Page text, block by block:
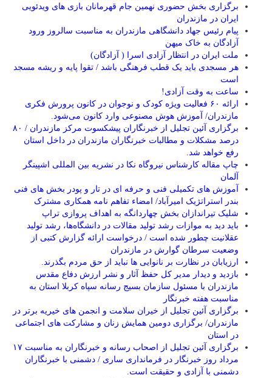
برگزاری بخش حضوری نهمین جام قهرمانان بازی های ویدئویی
ایران در مازندران
پیام رئیس جهاد دانشگاهی مازندران به مناسبت سالروز ورود
آزادگان به خاک میهن
ملت ایران در انتظار آزادی اسرا ( آزادگان)
هر مسجدی باید یک قطب فرهنگی باشد / تقوا پایه و ریشه مسجد
است
ساعت به وقت آزادی!
ارائه ۶۰ فعالیت ویژه کودک و نوجوان در کانون پرورش فکری
مازندران/ آموزش هوش مصنوعی وارد کانون می‌شود.
برگزاری آئین تجلیل از خبرنگاران پیشکسوت مرکز مازندران / ۸۰
درصد مشکلات و مطالبات خبرنگاران مازندران در داخل استان
رفع خواهد شد.
چاپ مقاله کارشناس نيروگاه نكا در نشریه بین المللی اشپینگر
آلمان
آموزش های تکمیلی فنی و حرفه ای در تار و پودر بخش های فنی
بندر استراتژیک امیرآباد/ امضاء تفاهم نامه همکاری مشترک
شلیک تیراندازان بخش چهاردانگه به اهداف پروازی تراپ
باید دید به موازات رشد تولید مقالات در دانشگاه‌ها، رشد تولید
عقلانیت چطور شده است / درخواست ارائه گزارش کتبی از
وضعیت سرطان گوارش در مازندران
ارزیابان در نظارت بر نانوایی ها نباید از حق مردم بگذرند.
بازدید و دیدار مدیر کل حفظ آثار و نشر ارزش دفاع مقدس
مازندران با مسئول سازمان بسیج رسانه سپاه کربلا استان به
مناسبت هفته خبرنگار
برگزاری آئین تجلیل از خیران سلامت و انجمن های خیریه برتر در
مازندران/ برگزاری دومین همایش زنان و مشارکت های اجتماعی
در استان
برگزاری آئین تجلیل از اصحاب رسانه و خبرنگاران به مناسبت ۱۷
مرداد روز خبرنگار در فرمانداری ساری / دشمنی با خبرنگاران
دشمنی با آزادی و حقیقت است.